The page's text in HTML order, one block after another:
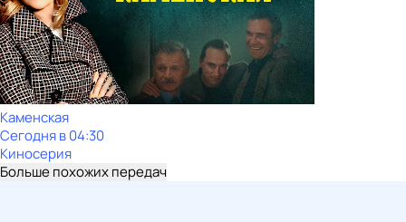
Каменская
Сегодня в 04:30
Киносерия
Больше похожих передач